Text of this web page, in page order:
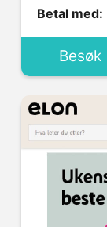
Betal med:
Besøk